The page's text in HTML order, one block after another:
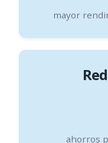
mayor
ahorros